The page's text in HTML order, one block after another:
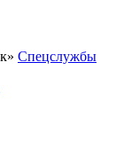
Спецслужбы